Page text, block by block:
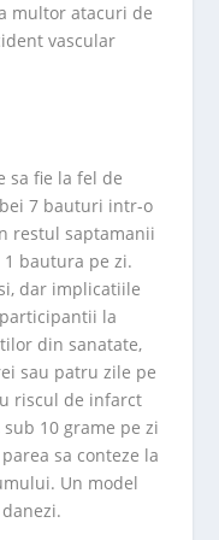
multor atacuri de
vascular
sa fie la fel de
7 bauturi intr-o
restul saptamanii
bautura pe zi.
dar implicatiile
la
din sanatate,
sau patru zile pe
riscul de infarct
10 grame pe zi
sa conteze la
Un model